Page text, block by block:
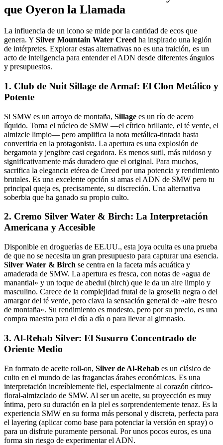
que Oyeron la Llamada
La influencia de un icono se mide por la cantidad de ecos que
genera. Y Silver Mountain Water Creed ha inspirado una legión
de intérpretes. Explorar estas alternativas no es una traición, es un
acto de inteligencia para entender el ADN desde diferentes ángulos
y presupuestos.
1. Club de Nuit Sillage de Armaf: El Clon Metálico y
Potente
Si SMW es un arroyo de montaña, Sillage es un río de acero
líquido. Toma el núcleo de SMW —el cítrico brillante, el té verde, el
almizcle limpio— pero amplifica la nota metálica-tintada hasta
convertirla en la protagonista. La apertura es una explosión de
bergamota y jengibre casi cegadora. Es menos sutil, más ruidoso y
significativamente más duradero que el original. Para muchos,
sacrifica la elegancia etérea de Creed por una potencia y rendimiento
brutales. Es una excelente opción si amas el ADN de SMW pero tu
principal queja es, precisamente, su discreción. Una alternativa
soberbia que ha ganado su propio culto.
2. Cremo Silver Water & Birch: La Interpretación
Americana y Accesible
Disponible en droguerías de EE.UU., esta joya oculta es una prueba
de que no se necesita un gran presupuesto para capturar una esencia.
Silver Water & Birch se centra en la faceta más acuática y
amaderada de SMW. La apertura es fresca, con notas de «agua de
manantial» y un toque de abedul (birch) que le da un aire limpio y
masculino. Carece de la complejidad frutal de la grosella negra o del
amargor del té verde, pero clava la sensación general de «aire fresco
de montaña». Su rendimiento es modesto, pero por su precio, es una
compra maestra para el día a día o para llevar al gimnasio.
3. Al-Rehab Silver: El Susurro Concentrado de
Oriente Medio
En formato de aceite roll-on, Silver de Al-Rehab es un clásico de
culto en el mundo de las fragancias árabes económicas. Es una
interpretación increíblemente fiel, especialmente al corazón cítrico-
floral-almizclado de SMW. Al ser un aceite, su proyección es muy
íntima, pero su duración en la piel es sorprendentemente tenaz. Es la
experiencia SMW en su forma más personal y discreta, perfecta para
el layering (aplicar como base para potenciar la versión en spray) o
para un disfrute puramente personal. Por unos pocos euros, es una
forma sin riesgo de experimentar el ADN.